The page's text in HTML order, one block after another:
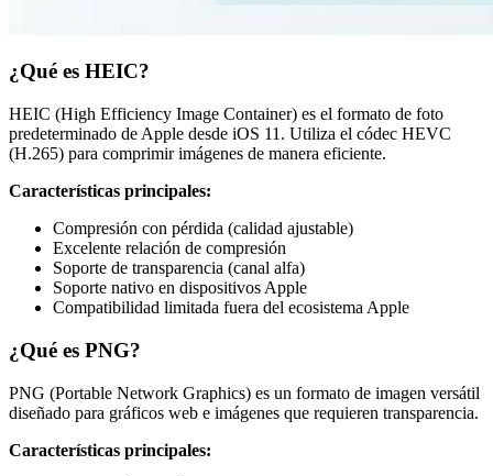
¿Qué es HEIC?
HEIC (High Efficiency Image Container) es el formato de foto
predeterminado de Apple desde iOS 11. Utiliza el códec HEVC
(H.265) para comprimir imágenes de manera eficiente.
Características principales:
Compresión con pérdida (calidad ajustable)
Excelente relación de compresión
Soporte de transparencia (canal alfa)
Soporte nativo en dispositivos Apple
Compatibilidad limitada fuera del ecosistema Apple
¿Qué es PNG?
PNG (Portable Network Graphics) es un formato de imagen versátil
diseñado para gráficos web e imágenes que requieren transparencia.
Características principales: